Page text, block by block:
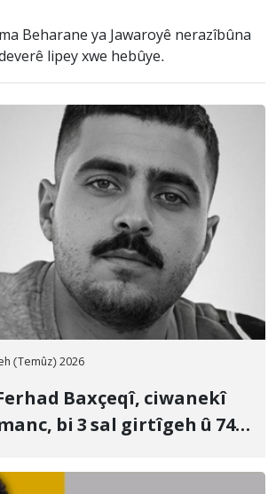
Beharane ya Jawaroyê nerazîbûna
lipey xwe hebûye.
(Temûz) 2026
Baxçeqî, ciwanekî
bi 3 sal girtîgeh û 74